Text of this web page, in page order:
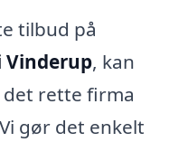
tilbud på
, kan
rette firma
gør det enkelt